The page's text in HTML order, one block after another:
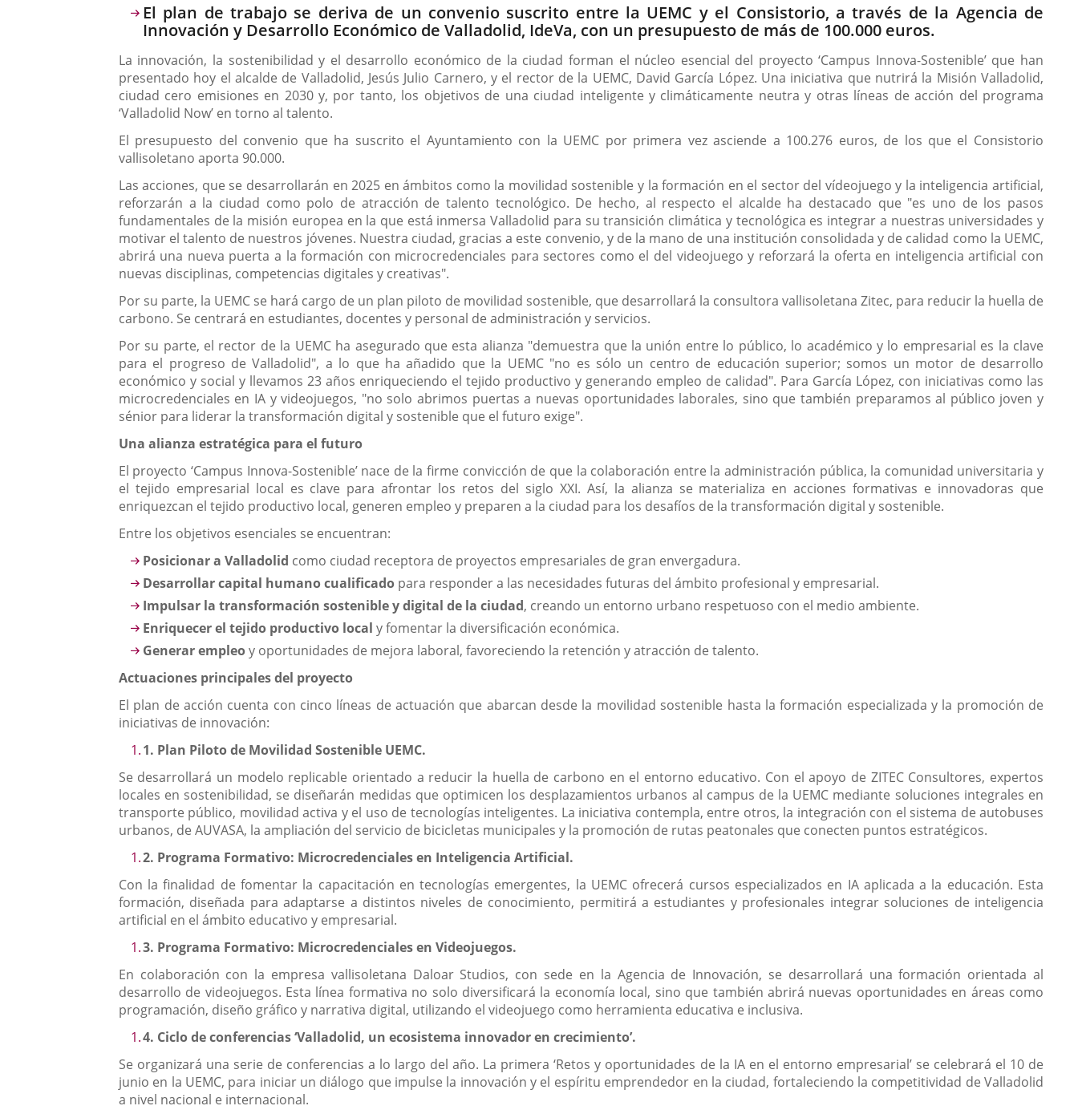
Descripción
El plan de trabajo se deriva de un convenio suscrito entre la UEMC y el Consistorio, a través de la Agencia de
Innovación y Desarrollo Económico de Valladolid, IdeVa, con un presupuesto de más de 100.000 euros.
La innovación, la sostenibilidad y el desarrollo económico de la ciudad forman el núcleo esencial del proyecto ‘Campus Innova-Sostenible’ que han
presentado hoy el alcalde de Valladolid, Jesús Julio Carnero, y el rector de la UEMC, David García López. Una iniciativa que nutrirá la Misión Valladolid,
ciudad cero emisiones en 2030 y, por tanto, los objetivos de una ciudad inteligente y climáticamente neutra y otras líneas de acción del programa
‘Valladolid Now’ en torno al talento.
El presupuesto del convenio que ha suscrito el Ayuntamiento con la UEMC por primera vez asciende a 100.276 euros, de los que el Consistorio
vallisoletano aporta 90.000.
Las acciones, que se desarrollarán en 2025 en ámbitos como la movilidad sostenible y la formación en el sector del vídeojuego y la inteligencia artificial,
reforzarán a la ciudad como polo de atracción de talento tecnológico. De hecho, al respecto el alcalde ha destacado que "es uno de los pasos
fundamentales de la misión europea en la que está inmersa Valladolid para su transición climática y tecnológica es integrar a nuestras universidades y
motivar el talento de nuestros jóvenes. Nuestra ciudad, gracias a este convenio, y de la mano de una institución consolidada y de calidad como la UEMC,
abrirá una nueva puerta a la formación con microcredenciales para sectores como el del videojuego y reforzará la oferta en inteligencia artificial con
nuevas disciplinas, competencias digitales y creativas".
Por su parte, la UEMC se hará cargo de un plan piloto de movilidad sostenible, que desarrollará la consultora vallisoletana Zitec, para reducir la huella de
carbono. Se centrará en estudiantes, docentes y personal de administración y servicios.
Por su parte, el rector de la UEMC ha asegurado que esta alianza "demuestra que la unión entre lo público, lo académico y lo empresarial es la clave
para el progreso de Valladolid", a lo que ha añadido que la UEMC "no es sólo un centro de educación superior; somos un motor de desarrollo
económico y social y llevamos 23 años enriqueciendo el tejido productivo y generando empleo de calidad". Para García López, con iniciativas como las
microcredenciales en IA y videojuegos, "no solo abrimos puertas a nuevas oportunidades laborales, sino que también preparamos al público joven y
sénior para liderar la transformación digital y sostenible que el futuro exige".
Una alianza estratégica para el futuro
El proyecto ‘Campus Innova-Sostenible’ nace de la firme convicción de que la colaboración entre la administración pública, la comunidad universitaria y
el tejido empresarial local es clave para afrontar los retos del siglo XXI. Así, la alianza se materializa en acciones formativas e innovadoras que
enriquezcan el tejido productivo local, generen empleo y preparen a la ciudad para los desafíos de la transformación digital y sostenible.
Entre los objetivos esenciales se encuentran:
Posicionar a Valladolid como ciudad receptora de proyectos empresariales de gran envergadura.
Desarrollar capital humano cualificadopara responder a las necesidades futuras del ámbito profesional y empresarial.
Impulsar la transformación sostenible y digital de la ciudad, creando un entorno urbano respetuoso con el medio ambiente.
Enriquecer el tejido productivo local y fomentar la diversificación económica.
Generar empleoy oportunidades de mejora laboral, favoreciendo la retención y atracción de talento.
Actuaciones principales del proyecto
El plan de acción cuenta con cinco líneas de actuación que abarcan desde la movilidad sostenible hasta la formación especializada y la promoción de
iniciativas de innovación:
1. Plan Piloto de Movilidad Sostenible UEMC.
Se desarrollará un modelo replicable orientado a reducir la huella de carbono en el entorno educativo. Con el apoyo de ZITEC Consultores, expertos
locales en sostenibilidad, se diseñarán medidas que optimicen los desplazamientos urbanos al campus de la UEMC mediante soluciones integrales en
transporte público, movilidad activa y el uso de tecnologías inteligentes. La iniciativa contempla, entre otros, la integración con el sistema de autobuses
urbanos, de AUVASA, la ampliación del servicio de bicicletas municipales y la promoción de rutas peatonales que conecten puntos estratégicos.
2. Programa Formativo: Microcredenciales en Inteligencia Artificial.
Con la finalidad de fomentar la capacitación en tecnologías emergentes, la UEMC ofrecerá cursos especializados en IA aplicada a la educación. Esta
formación, diseñada para adaptarse a distintos niveles de conocimiento, permitirá a estudiantes y profesionales integrar soluciones de inteligencia
artificial en el ámbito educativo y empresarial.
3. Programa Formativo: Microcredenciales en Videojuegos.
En colaboración con la empresa vallisoletana Daloar Studios, con sede en la Agencia de Innovación, se desarrollará una formación orientada al
desarrollo de videojuegos. Esta línea formativa no solo diversificará la economía local, sino que también abrirá nuevas oportunidades en áreas como
programación, diseño gráfico y narrativa digital, utilizando el videojuego como herramienta educativa e inclusiva.
4. Ciclo de conferencias ‘Valladolid, un ecosistema innovador en crecimiento’.
Se organizará una serie de conferencias a lo largo del año. La primera ‘Retos y oportunidades de la IA en el entorno empresarial’ se celebrará el 10 de
junio en la UEMC, para iniciar un diálogo que impulse la innovación y el espíritu emprendedor en la ciudad, fortaleciendo la competitividad de Valladolid
a nivel nacional e internacional.